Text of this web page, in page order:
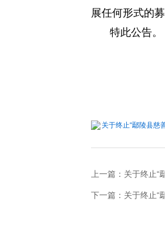
展任何形式的
特此公告。
关于终止“鄢陵县慈
上一篇： 关于终止“
下一篇： 关于终止“